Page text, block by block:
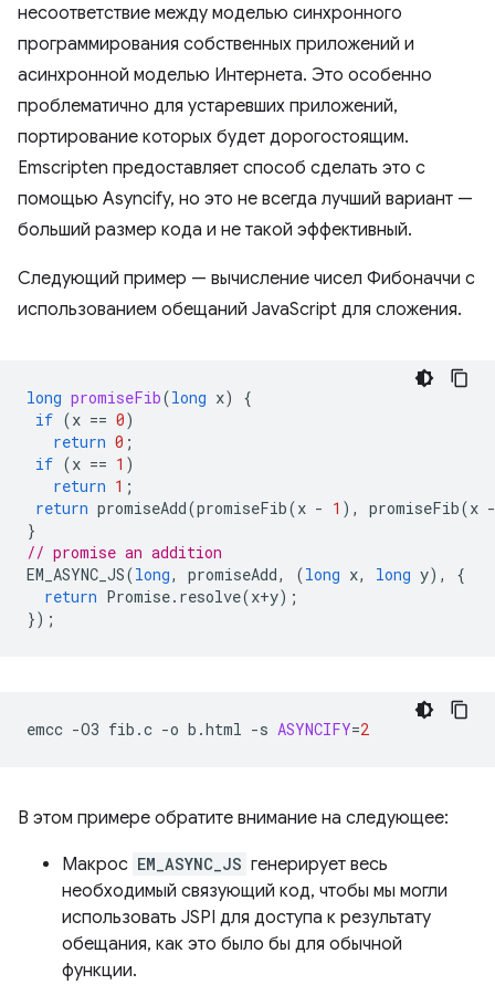
несоответствие между моделью синхронного
программирования собственных приложений и
асинхронной моделью Интернета. Это особенно
проблематично для устаревших приложений,
портирование которых будет дорогостоящим.
Emscripten предоставляет способ сделать это с
помощью Asyncify, но это не всегда лучший вариант —
больший размер кода и не такой эффективный.
Следующий пример — вычисление чисел Фибоначчи с
использованием обещаний JavaScript для сложения.
long promiseFib(long x)
{
if (x == 0)
return 0 ;
if (x == 1 )
return 1 ;
return promiseAdd(promiseFib(x - 1 ), promiseFib(x -
}
// promise an addition
EM_ASYNC_JS(long, promiseAdd, (long x, long y),
{
return Promise. resolve(x+y);
});
emcc -O3 fib.c -o b.html -s ASYNCIFY=2
В этом примере обратите внимание на следующее:
Макрос EM_ASYNC_JS генерирует весь
необходимый связующий код, чтобы мы могли
использовать JSPI для доступа к результату
обещания, как это было бы для обычной
функции.